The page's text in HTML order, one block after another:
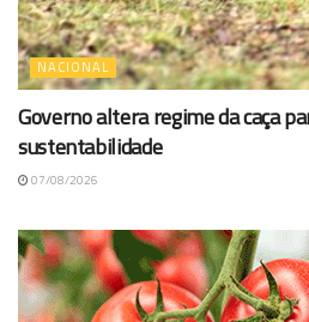
NACIONAL
Governo altera regime da caça
sustentabilidade
07/08/2026